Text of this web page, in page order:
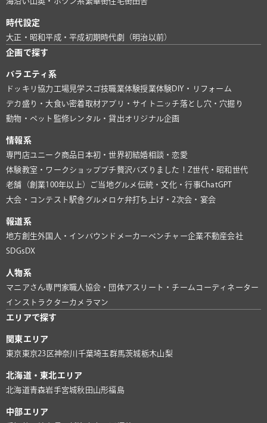
時代設定
大正・昭和平成・平成初期時代劇（明治以前）
企画で探す
バラエティ系
ドッキリ協力 工場見学 スゴ技職業体験授業体験 DIY・リフォーム
デカ盛り・大食い密着取材アプリ・サイト ニッチ落とし穴・穴掘り
動物・ペット 監修 レンタル・貸出オリジナル企画
情報系
専門店ユニーク商品 日本初・世界初結婚相談・恋愛
体験教室・ワークショッププチ贅沢バズりました！ Z世代・昭和世代
老舗（創業100年以上）
ご当地グルメ 伝統・文化・行事ChatGPT
大会・コンテスト 駅舎グルメ ロケ弁打ち上げ・2次会・宴会
報道系
地方創生外国人・インバウンド メーカー ベンチャー企業不動産会社
SDGs DX
人物系
マニアさん専門家 職人 協会・団体アスリート・チーム コーディネーター
インストラクターカメラマン
エリアで探す
関東エリア
東京 東京23区神奈川 千葉埼玉群馬茨城栃木山梨
北海道・東北エリア
北海道青森岩手宮城秋田 山形福島
中部エリア